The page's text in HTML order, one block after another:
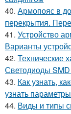
40. Армопояс в
перекрытия.
41. Устройство
Варианты
42. Технические
Светодиоды SMD
43. Как узнать,
узнать
44. Виды и типы